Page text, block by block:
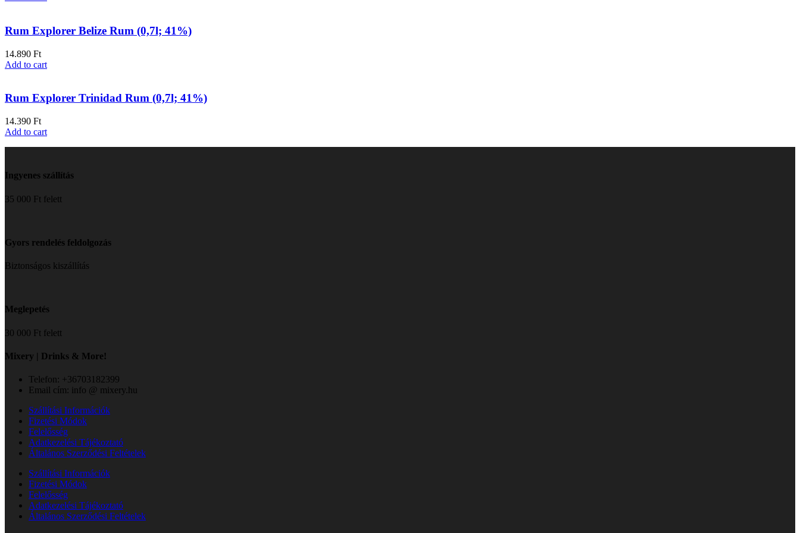
Rum Explorer Belize Rum (0,7l; 41%)
14.890 Ft
Add to cart
Rum Explorer Trinidad Rum (0,7l; 41%)
14.390 Ft
Add to cart
Ingyenes szállítás
35 000 Ft felett
Gyors rendelés feldolgozás
Biztonságos kiszállítás
Meglepetés
30 000 Ft felett
Mixery | Drinks & More!
Telefon: +36703182399
Email cím: info @ mixery.hu
Szállítási Információk
Fizetési Módok
Felelősség
Adatkezelési Tájékoztató
Általános Szerződési Feltételek
Szállítási Információk
Fizetési Módok
Felelősség
Adatkezelési Tájékoztató
Általános Szerződési Feltételek